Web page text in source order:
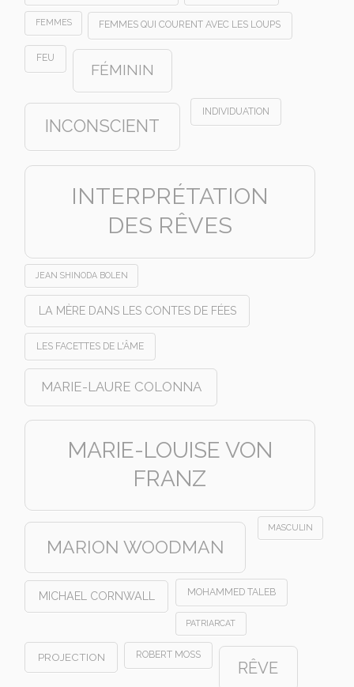
FEMMES FEMMES QUI COURENT AVEC LES LOUPS
FEU
FÉMININ
INCONSCIENT
INDIVIDUATION
INTERPRÉTATION
DES RÊVES
JEAN SHINODA BOLEN
LA MÈRE DANS LES CONTES DE FÉES
LES FACETTES DE L'ÂME
MARIE-LAURE COLONNA
MARIE-LOUISE VON
FRANZ
MARION WOODMAN
MASCULIN
MICHAEL CORNWALL MOHAMMED TALEB
PATRIARCAT
PROJECTION ROBERT MOSS
RÊVE